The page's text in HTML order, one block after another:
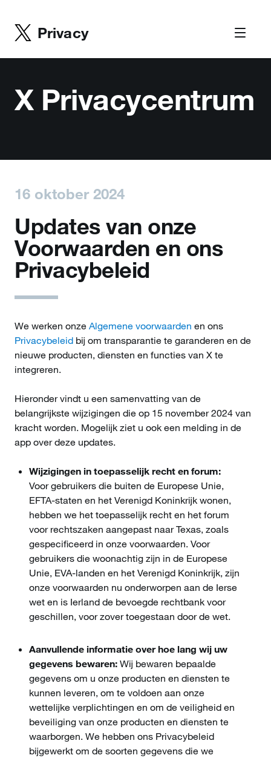
Privacy
X Privacycentrum
16 oktober 2024
Updates van onze
Voorwaarden en ons
Privacybeleid
We werken onze Algemene voorwaarden en ons
Privacybeleid bij om transparantie te garanderen en de
nieuwe producten, diensten en functies van X te
integreren.
Hieronder vindt u een samenvatting van de
belangrijkste wijzigingen die op 15 november 2024 van
kracht worden. Mogelijk ziet u ook een melding in de
app over deze updates.
Wijzigingen in toepasselijk recht en forum:
Voor gebruikers die buiten de Europese Unie,
EFTA-staten en het Verenigd Koninkrijk wonen,
hebben we het toepasselijk recht en het forum
voor rechtszaken aangepast naar Texas, zoals
gespecificeerd in onze voorwaarden. Voor
gebruikers die woonachtig zijn in de Europese
Unie, EVA-landen en het Verenigd Koninkrijk, zijn
onze voorwaarden nu onderworpen aan de Ierse
wet en is Ierland de bevoegde rechtbank voor
geschillen, voor zover toegestaan door de wet.
Aanvullende informatie over hoe lang wij uw
gegevens bewaren: Wij bewaren bepaalde
gegevens om u onze producten en diensten te
kunnen leveren, om te voldoen aan onze
wettelijke verplichtingen en om de veiligheid en
beveiliging van onze producten en diensten te
waarborgen. We hebben ons Privacybeleid
bijgewerkt om de soorten gegevens die we